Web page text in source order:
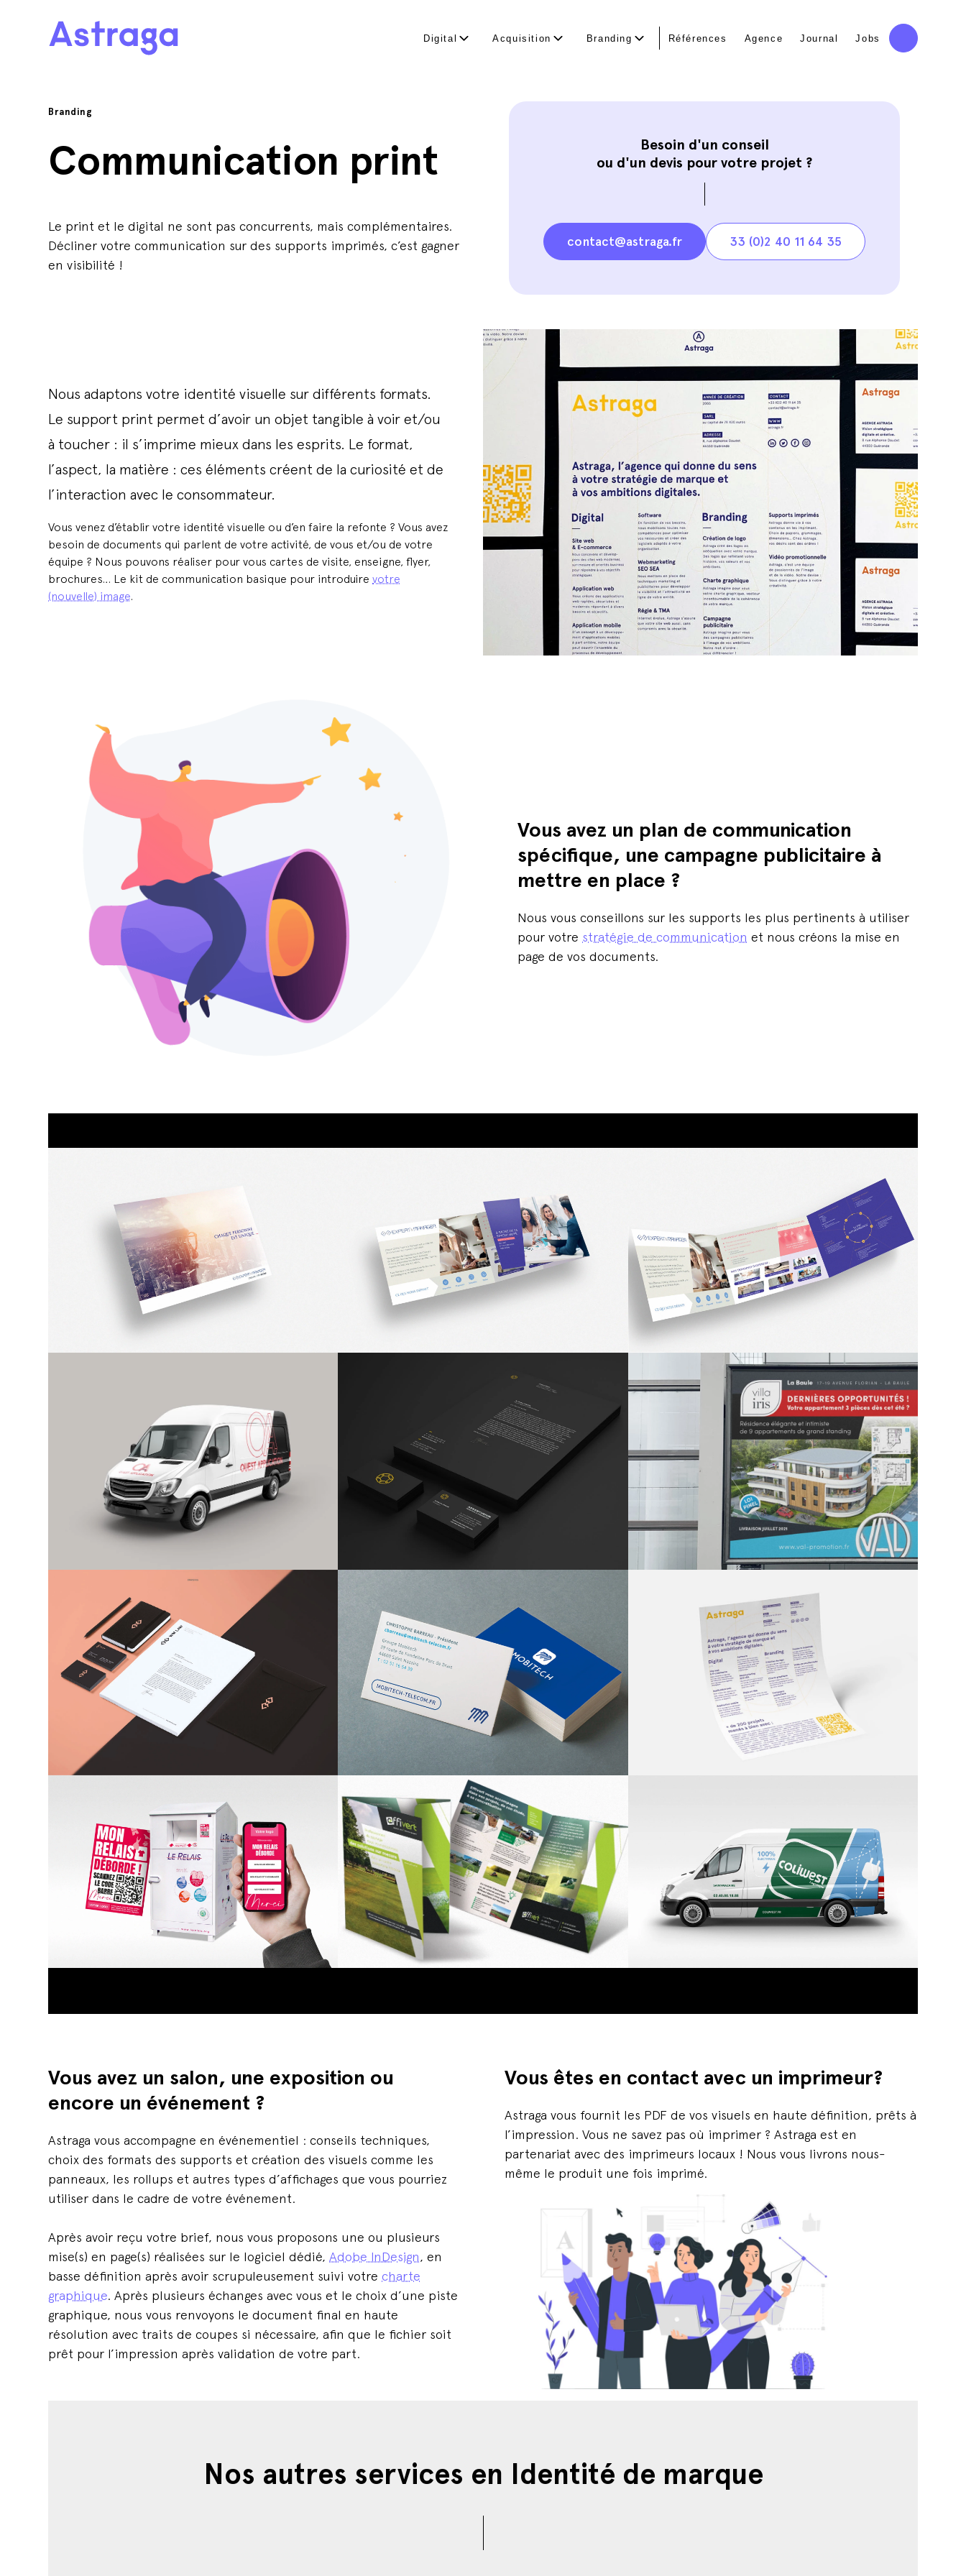
Digital Acquisition Branding Références Agence Journal Jobs
Branding
Communication print
Le print et le digital ne sont pas concurrents, mais complémentaires.
Décliner votre communication sur des supports imprimés, c’est gagner
en visibilité !
Besoin d'un conseil
ou d'un devis pour votre projet ?
contact@astraga.fr 33 (0)2 40 11 64 35
Nous adaptons votre identité visuelle sur différents formats.
Le support print permet d’avoir un objet tangible à voir et/ou
à toucher : il s’imprime mieux dans les esprits. Le format,
l’aspect, la matière : ces éléments créent de la curiosité et de
l’interaction avec le consommateur.
Vous venez d’établir votre identité visuelle ou d’en faire la refonte ? Vous avez
besoin de documents qui parlent de votre activité, de vous et/ou de votre
équipe ? Nous pouvons réaliser pour vous cartes de visite, enseigne, flyer,
brochures… Le kit de communication basique pour introduirevotre
(nouvelle) image.
Vous avez un plan de communication
spécifique, une campagne publicitaire à
mettre en place ?
Nous vous conseillons sur les supports les plus pertinents à utiliser
pour votre stratégie de communication et nous créons la mise en
page de vos documents.
Vous avez un salon, une exposition ou
encore un événement ?
Astraga vous accompagne en événementiel : conseils techniques,
choix des formats des supports et création des visuels comme les
panneaux, les rollups et autres types d’affichages que vous pourriez
utiliser dans le cadre de votre événement.
Après avoir reçu votre brief, nous vous proposons une ou plusieurs
mise(s) en page(s) réalisées sur le logiciel dédié,Adobe InDesign, en
basse définition après avoir scrupuleusement suivi votrecharte
graphique. Après plusieurs échanges avec vous et le choix d’une piste
graphique, nous vous renvoyons le document final en haute
résolution avec traits de coupes si nécessaire, afin que le fichier soit
prêt pour l’impression après validation de votre part.
Vous êtes en contact avec un imprimeur?
Astraga vous fournit les PDF de vos visuels en haute définition, prêts à
l’impression. Vous ne savez pas où imprimer ? Astraga est en
partenariat avec des imprimeurs locaux ! Nous vous livrons nous-
même le produit une fois imprimé.
Nos autres services en Identité de marque